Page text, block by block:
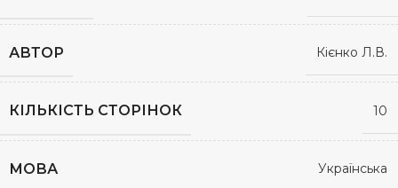
АВТОР Кієнко Л.В.
КІЛЬКІСТЬ СТОРІНОК 10
МОВА Українська